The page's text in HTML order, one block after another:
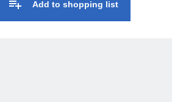
Add to shopping list